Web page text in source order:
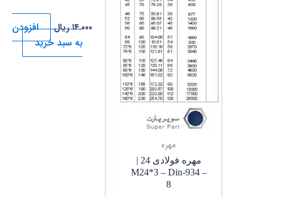
مهره
مهره فولادی 24 |
M24*3 – Din-934 –
8
۱۴.۰۰۰ریال
افزودن
به سبد خرید